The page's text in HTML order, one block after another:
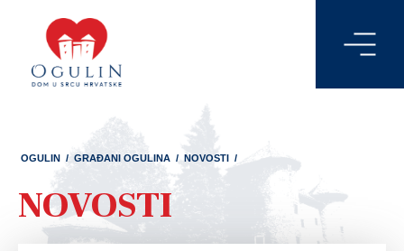
OGULIN / GRAĐANI OGULINA / NOVOSTI /
NOVOSTI